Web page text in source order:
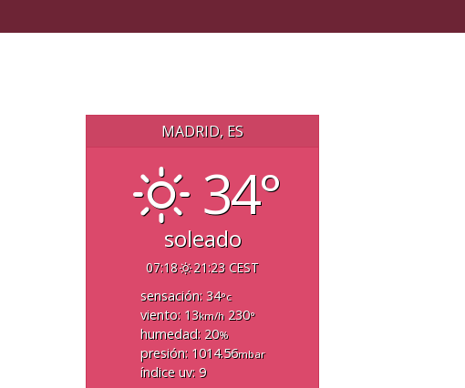
MADRID, ES
34°
soleado
07:18
21:23 CEST
sensación: 34°c
viento: 13km/h230°
humedad: 20%
presión: 1014.56mbar
índice uv: 9